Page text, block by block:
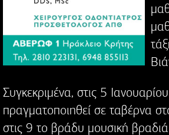
Συγκεκριμένα, στις 5
πραγματοποιηθεί σε ταβέρνα
στις 9 το βράδυ μουσική